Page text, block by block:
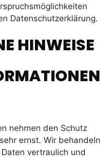
Datenschutzerklärung.
HINWEISE
nehmen den Schutz
ernst. Wir behandeln
vertraulich und